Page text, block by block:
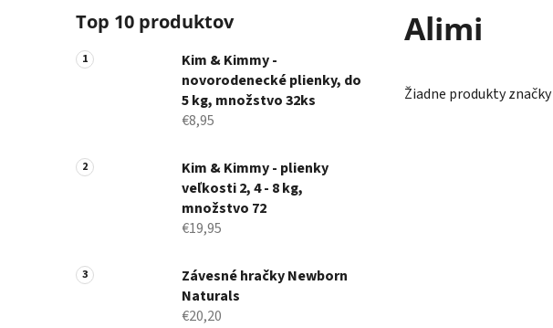
o
č
n
n
Top 10 produktov
Kim & Kimmy -
novorodenecké plienky, do
5 kg, množstvo 32ks
€8,95
Kim & Kimmy - plienky
veľkosti 2, 4 - 8 kg,
množstvo 72
€19,95
Závesné hračky Newborn
Naturals
€20,20
Alimi
Žiadne produkty značky